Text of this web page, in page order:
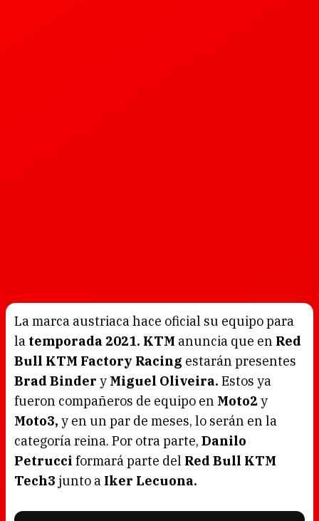
La marca austriaca hace oficial su equipo para
la temporada 2021. KTM anuncia que en Red
Bull KTM Factory Racing estarán presentes
Brad Binder y Miguel Oliveira. Estos ya
fueron compañeros de equipo en Moto2 y
Moto3, y en un par de meses, lo serán en la
categoría reina. Por otra parte, Danilo
Petrucci formará parte del Red Bull KTM
Tech3 junto a Iker Lecuona.